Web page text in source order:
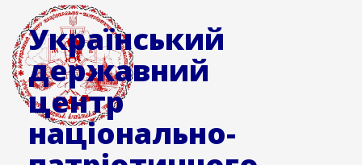
Український
державний
центр
національно-